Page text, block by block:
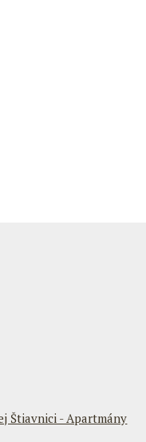
Štiavnici - Apartmány